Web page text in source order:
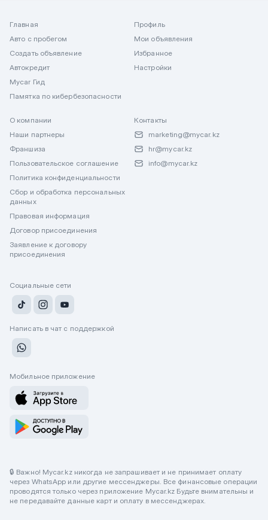
Главная
Авто с пробегом
Создать объявление
Автокредит
Mycar Гид
Памятка по кибербезопасности
Профиль
Мои объявления
Избранное
Настройки
О компании
Наши партнеры
Франшиза
Пользовательское соглашение
Политика конфиденциальности
Сбор и обработка персональных
данных
Правовая информация
Договор присоединения
Заявление к договору
присоединения
Контакты
marketing@mycar.kz
hr@mycar.kz
info@mycar.kz
Социальные сети
Написать в чат с поддержкой
Мобильное приложение
🔒 Важно! Mycar.kz никогда не запрашивает и не принимает оплату
через WhatsApp или другие мессенджеры. Все финансовые операции
проводятся только через приложение Mycar.kz Будьте внимательны и
не передавайте данные карт и оплату в мессенджерах.